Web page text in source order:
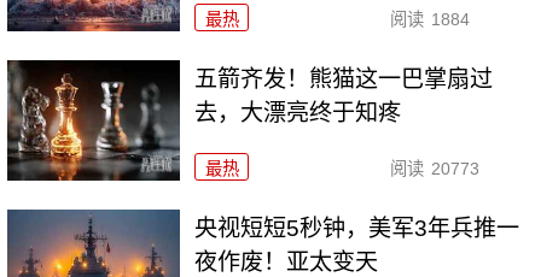
最热 阅读 1884
五箭齐发！熊猫这一巴掌扇过
去，大漂亮终于知疼
最热 阅读 20773
央视短短5秒钟，美军3年兵推一
夜作废！亚太变天